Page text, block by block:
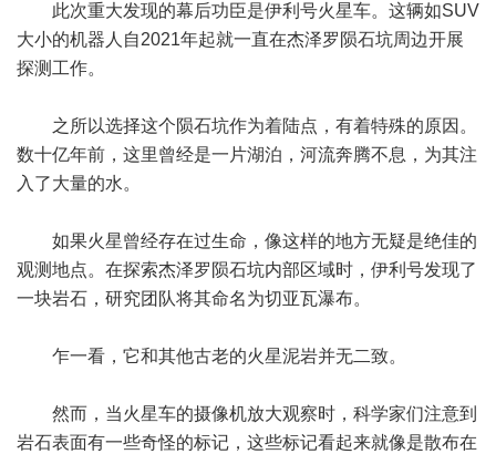
此次重大发现的幕后功臣是伊利号火星车。这辆如SUV
大小的机器人自2021年起就一直在杰泽罗陨石坑周边开展
探测工作。
之所以选择这个陨石坑作为着陆点，有着特殊的原因。
数十亿年前，这里曾经是一片湖泊，河流奔腾不息，为其注
入了大量的水。
如果火星曾经存在过生命，像这样的地方无疑是绝佳的
观测地点。在探索杰泽罗陨石坑内部区域时，伊利号发现了
一块岩石，研究团队将其命名为切亚瓦瀑布。
乍一看，它和其他古老的火星泥岩并无二致。
然而，当火星车的摄像机放大观察时，科学家们注意到
岩石表面有一些奇怪的标记，这些标记看起来就像是散布在